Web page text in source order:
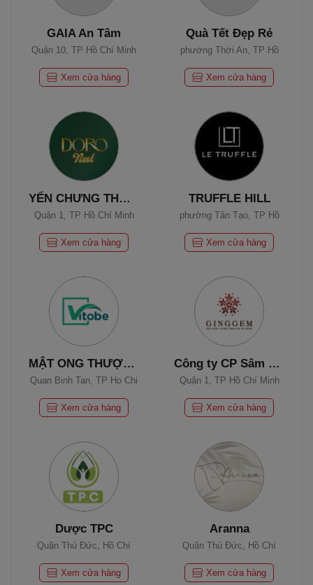
GAIA An Tâm
Quận 10, TP Hồ Chí Minh
Xem cửa hàng
Quà Tết Đẹp Rẻ
phường Thới An, TP Hồ
Xem cửa hàng
YẾN CHƯNG THƯỢNG HẠNG DORO NEST
Quận 1, TP Hồ Chí Minh
Xem cửa hàng
TRUFFLE HILL
phường Tân Tạo, TP Hồ
Xem cửa hàng
MẬT ONG THƯỢNG HẠNG VITOBE
Quan Binh Tan, TP Ho Chi
Xem cửa hàng
Công ty CP Sâm Ngọc Linh Ginggem
Quận 1, TP Hồ Chí Minh
Xem cửa hàng
Dược TPC
Quận Thủ Đức, Hồ Chí
Xem cửa hàng
Aranna
Quận Thủ Đức, Hồ Chí
Xem cửa hàng